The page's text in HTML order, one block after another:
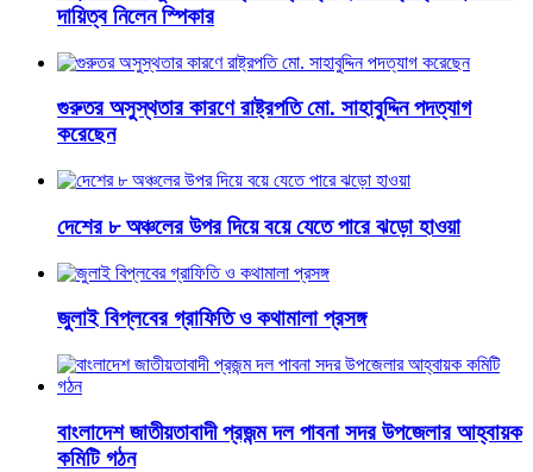
দায়িত্ব নিলেন স্পিকার
গুরুতর অসুস্থতার কারণে রাষ্ট্রপতি মো. সাহাবুদ্দিন পদত্যাগ
করেছেন
দেশের ৮ অঞ্চলের উপর দিয়ে বয়ে যেতে পারে ঝড়ো হাওয়া
জুলাই বিপ্লবের গ্রাফিতি ও কথামালা প্রসঙ্গ
বাংলাদেশ জাতীয়তাবাদী প্রজন্ম দল পাবনা সদর উপজেলার আহ্বায়ক
কমিটি গঠন